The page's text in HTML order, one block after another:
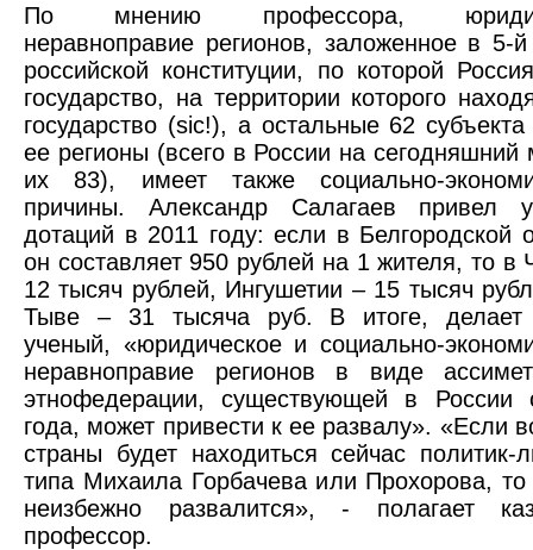
По мнению профессора,
неравноправие регионов, заложенное в 5-й
российской конституции, по которой
государство, на территории которого
государство (sic!), а остальные 62 субъекта
ее регионы (всего в России на сегодняшний
их 83), имеет также социально-
причины. Александр Салагаев привел
дотаций в 2011 году: если в Белгородской
он составляет 950 рублей на 1 жителя, то в
12 тысяч рублей, Ингушетии – 15 тысяч
Тыве – 31 тысяча руб. В итоге, делает
ученый, «юридическое и социально-
неравноправие регионов в виде
этнофедерации, существующей в России
года, может привести к ее развалу». «Если
страны будет находиться сейчас политик-
типа Михаила Горбачева или Прохорова, то
неизбежно развалится», - полагает
профессор.